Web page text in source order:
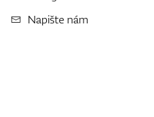
Napište nám